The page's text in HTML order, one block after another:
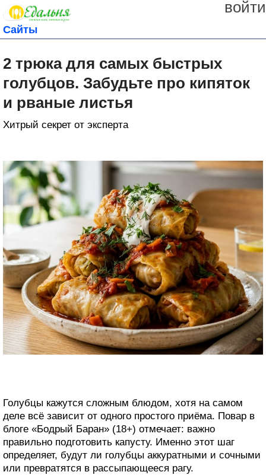
войти
Сайты
2 трюка для самых быстрых
голубцов. Забудьте про кипяток
и рваные листья
Хитрый секрет от эксперта
Голубцы кажутся сложным блюдом, хотя на самом
деле всё зависит от одного простого приёма. Повар в
блоге «Бодрый Баран» (18+) отмечает: важно
правильно подготовить капусту. Именно этот шаг
определяет, будут ли голубцы аккуратными и сочными
или превратятся в рассыпающееся рагу.